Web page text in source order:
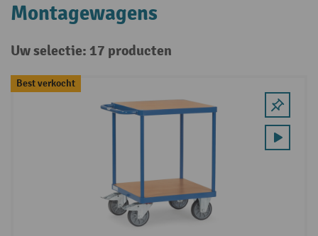
Montagewagens
Uw selectie: 17 producten
Best verkocht